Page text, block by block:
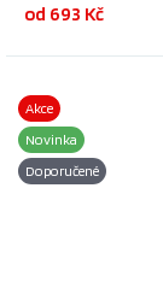
od 693 Kč
Akce
Novinka
Doporučené